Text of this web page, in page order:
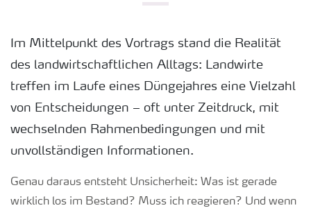
Im Mittelpunkt des Vortrags stand die Realität
des landwirtschaftlichen Alltags: Landwirte
treffen im Laufe eines Düngejahres eine Vielzahl
von Entscheidungen – oft unter Zeitdruck, mit
wechselnden Rahmenbedingungen und mit
unvollständigen Informationen.
Genau daraus entsteht Unsicherheit: Was ist gerade
wirklich los im Bestand? Muss ich reagieren? Und wenn